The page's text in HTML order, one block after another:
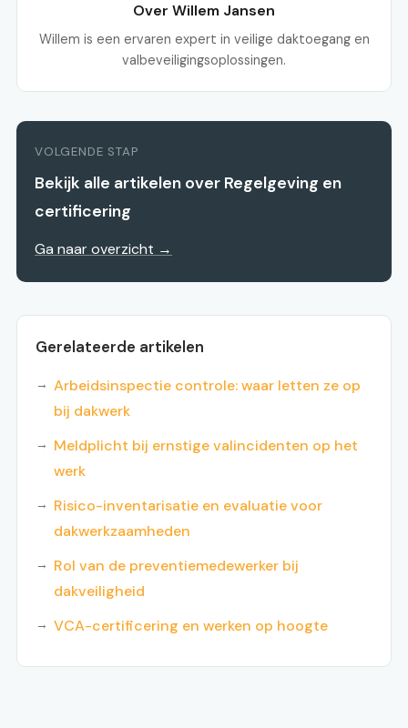
Over Willem Jansen
Willem is een ervaren expert in veilige daktoegang en
valbeveiligingsoplossingen.
VOLGENDE STAP
Bekijk alle artikelen over Regelgeving en
certificering
Ga naar overzicht →
Gerelateerde artikelen
Arbeidsinspectie controle: waar letten ze op
bij dakwerk
Meldplicht bij ernstige valincidenten op het
werk
Risico-inventarisatie en evaluatie voor
dakwerkzaamheden
Rol van de preventiemedewerker bij
dakveiligheid
VCA-certificering en werken op hoogte